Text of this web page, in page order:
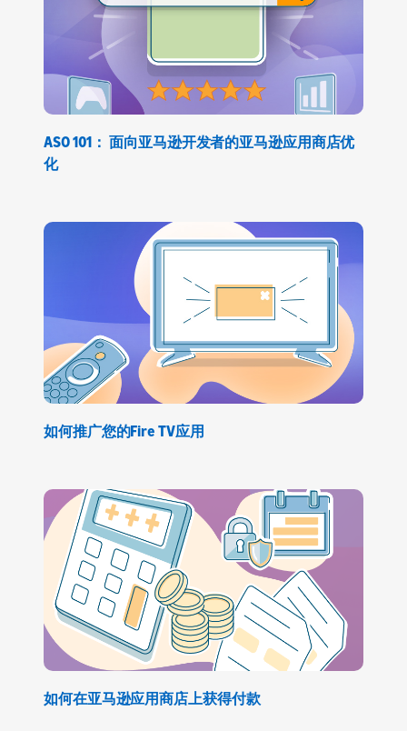
ASO 101： 面向亚马逊开发者的亚马逊应用商店优
化
如何推广您的Fire TV应用
如何在亚马逊应用商店上获得付款